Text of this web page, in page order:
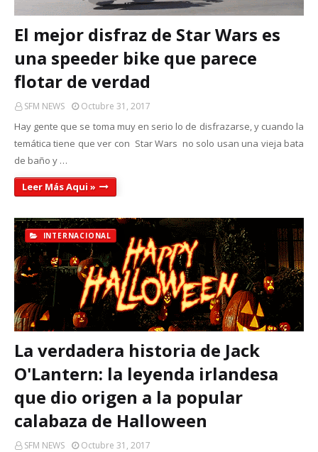
El mejor disfraz de Star Wars es
una speeder bike que parece
flotar de verdad
SFM NEWS Octubre 31, 2017
Hay gente que se toma muy en serio lo de disfrazarse, y cuando la
temática tiene que ver con Star Wars no solo usan una vieja bata
de baño y …
Leer Más Aqui »
INTERNACIONAL
La verdadera historia de Jack
O'Lantern: la leyenda irlandesa
que dio origen a la popular
calabaza de Halloween
SFM NEWS Octubre 31, 2017